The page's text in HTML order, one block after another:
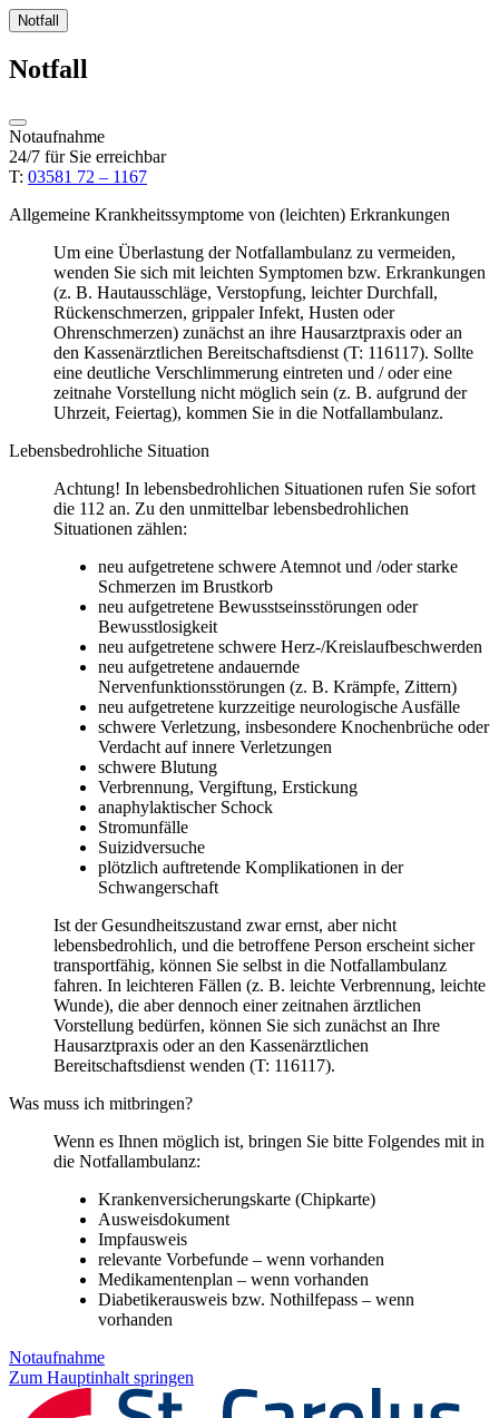
Notfall
Notfall
Notaufnahme
24/7 für Sie erreichbar
T: 03581 72 – 1167
Allgemeine Krankheitssymptome von (leichten) Erkrankungen
Um eine Überlastung der Notfallambulanz zu vermeiden,
wenden Sie sich mit leichten Symptomen bzw. Erkrankungen
(z. B. Hautausschläge, Verstopfung, leichter Durchfall,
Rückenschmerzen, grippaler Infekt, Husten oder
Ohrenschmerzen) zunächst an ihre Hausarztpraxis oder an
den Kassenärztlichen Bereitschaftsdienst (T: 116117). Sollte
eine deutliche Verschlimmerung eintreten und / oder eine
zeitnahe Vorstellung nicht möglich sein (z. B. aufgrund der
Uhrzeit, Feiertag), kommen Sie in die Notfallambulanz.
Lebensbedrohliche Situation
Achtung! In lebensbedrohlichen Situationen rufen Sie sofort
die 112 an. Zu den unmittelbar lebensbedrohlichen
Situationen zählen:
neu aufgetretene schwere Atemnot und /oder starke
Schmerzen im Brustkorb
neu aufgetretene Bewusstseinsstörungen oder
Bewusstlosigkeit
neu aufgetretene schwere Herz-/Kreislaufbeschwerden
neu aufgetretene andauernde
Nervenfunktionsstörungen (z. B. Krämpfe, Zittern)
neu aufgetretene kurzzeitige neurologische Ausfälle
schwere Verletzung, insbesondere Knochenbrüche oder
Verdacht auf innere Verletzungen
schwere Blutung
Verbrennung, Vergiftung, Erstickung
anaphylaktischer Schock
Stromunfälle
Suizidversuche
plötzlich auftretende Komplikationen in der
Schwangerschaft
Ist der Gesundheitszustand zwar ernst, aber nicht
lebensbedrohlich, und die betroffene Person erscheint sicher
transportfähig, können Sie selbst in die Notfallambulanz
fahren. In leichteren Fällen (z. B. leichte Verbrennung, leichte
Wunde), die aber dennoch einer zeitnahen ärztlichen
Vorstellung bedürfen, können Sie sich zunächst an Ihre
Hausarztpraxis oder an den Kassenärztlichen
Bereitschaftsdienst wenden (T: 116117).
Was muss ich mitbringen?
Wenn es Ihnen möglich ist, bringen Sie bitte Folgendes mit in
die Notfallambulanz:
Krankenversicherungskarte (Chipkarte)
Ausweisdokument
Impfausweis
relevante Vorbefunde – wenn vorhanden
Medikamentenplan – wenn vorhanden
Diabetikerausweis bzw. Nothilfepass – wenn
vorhanden
Notaufnahme
Zum Hauptinhalt springen